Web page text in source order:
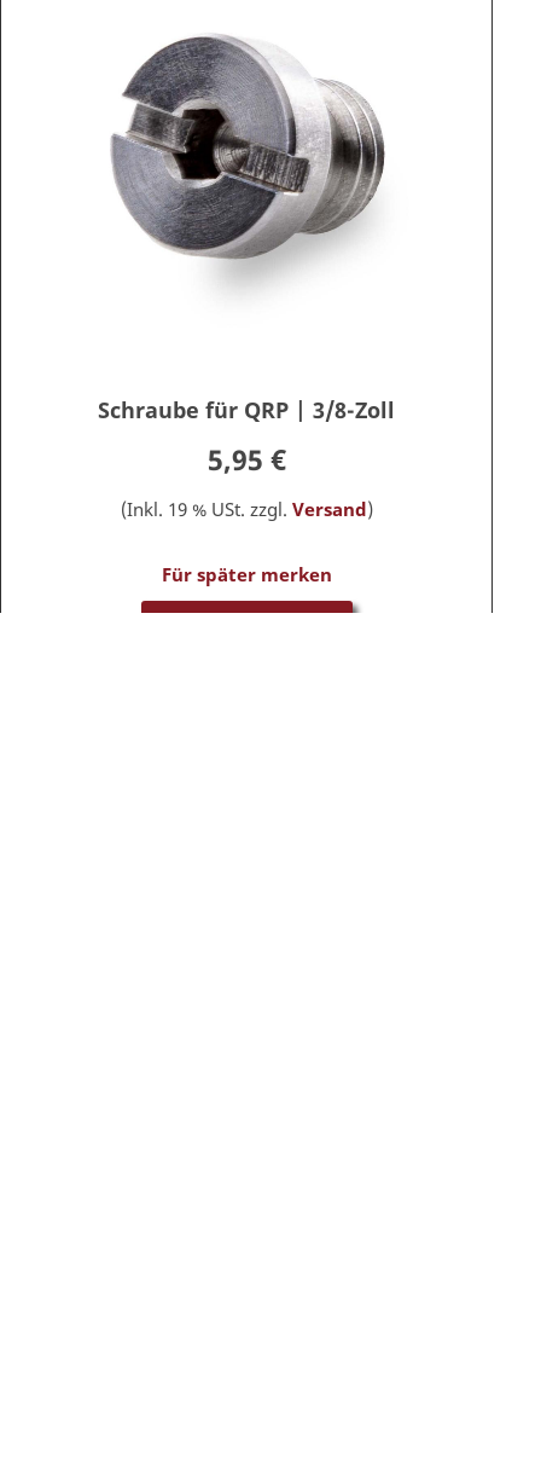
Schraube für QRP | 3/8-Zoll
5,95 €
(Inkl. 19 % USt. zzgl. Versand)
Für später merken